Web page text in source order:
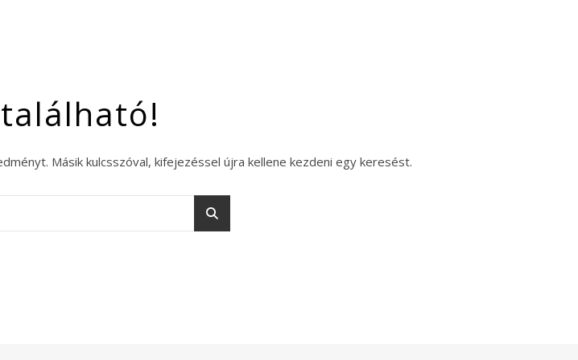
Másik kulcsszóval, kifejezéssel újra kellene kezdeni egy keresést.